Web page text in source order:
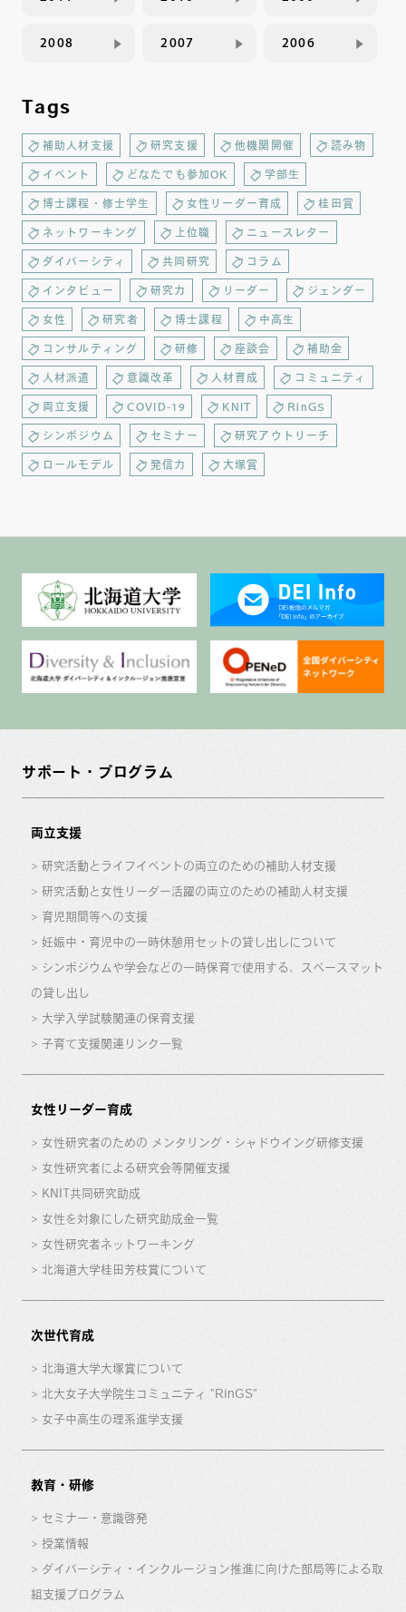
2008 2007 2006
Tags
補助人材支援 研究支援 他機関開催 読み物
イベント どなたでも参加OK 学部生
博士課程・修士学生 女性リーダー育成 桂田賞
ネットワーキング 上位職 ニュースレター
ダイバーシティ 共同研究 コラム
インタビュー 研究力 リーダー ジェンダー
女性 研究者 博士課程 中高生
コンサルティング 研修 座談会 補助金
人材派遣 意識改革 人材育成 コミュニティ
両立支援 COVID-19 KNIT RinGS
シンポジウム セミナー 研究アウトリーチ
ロールモデル 発信力 大塚賞
サポート・プログラム
両立支援
研究活動とライフイベントの両立のための補助人材支援
研究活動と女性リーダー活躍の両立のための補助人材支援
育児期間等への支援
妊娠中・育児中の一時休憩用セットの貸し出しについて
シンポジウムや学会などの一時保育で使用する、スペースマット
の貸し出し
大学入学試験関連の保育支援
子育て支援関連リンク一覧
女性リーダー育成
女性研究者のための メンタリング・シャドウイング研修支援
女性研究者による研究会等開催支援
KNIT共同研究助成
女性を対象にした研究助成金一覧
女性研究者ネットワーキング
北海道大学桂田芳枝賞について
次世代育成
北海道大学大塚賞について
北大女子大学院生コミュニティ “RinGS”
女子中高生の理系進学支援
教育・研修
セミナー・意識啓発
授業情報
ダイバーシティ・インクルージョン推進に向けた部局等による取
組支援プログラム